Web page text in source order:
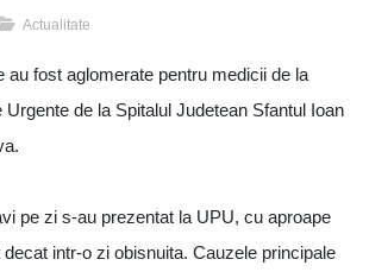
Actualitate
au fost aglomerate pentru medicii de la
Urgente de la Spitalul Judetean Sfantul Ioan
pe zi s-au prezentat la UPU, cu aproape
intr-o zi obisnuita. Cauzele principale